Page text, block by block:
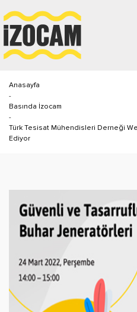
Anasayfa
-
Basında İzocam
-
Türk Tesisat Mühendisleri Derneği
Ediyor